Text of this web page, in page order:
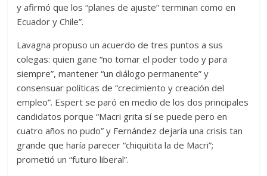
y afirmó que los “planes de ajuste” terminan como en
Ecuador y Chile”.
Lavagna propuso un acuerdo de tres puntos a sus
colegas: quien gane “no tomar el poder todo y para
siempre”, mantener “un diálogo permanente” y
consensuar políticas de “crecimiento y creación del
empleo”. Espert se paró en medio de los dos principales
candidatos porque “Macri grita sí se puede pero en
cuatro años no pudo” y Fernández dejaría una crisis tan
grande que haría parecer “chiquitita la de Macri”;
prometió un “futuro liberal”.